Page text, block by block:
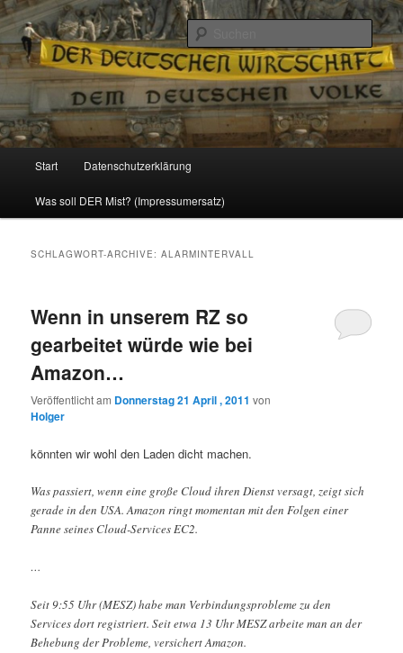
Reizzentrum
Politik, Wirtschaft, Soziales und Gesellschaft
Zum
Inhalt
Zum
sekundären
Start Datenschutzerklärung
Was soll DER Mist? (Impressumersatz)
SCHLAGWORT-ARCHIVE:ALARMINTERVALL
Wenn in unserem RZ so
gearbeitet würde wie bei
Amazon…
Veröffentlicht am Donnerstag 21 April , 2011 von
Holger
könnten wir wohl den Laden dicht machen.
Was passiert, wenn eine große Cloud ihren Dienst versagt, zeigt sich
gerade in den USA. Amazon ringt momentan mit den Folgen einer
Panne seines Cloud-Services EC2.
…
Seit 9:55 Uhr (MESZ) habe man Verbindungsprobleme zu den
Services dort registriert. Seit etwa 13 Uhr MESZ arbeite man an der
Behebung der Probleme, versichert Amazon.